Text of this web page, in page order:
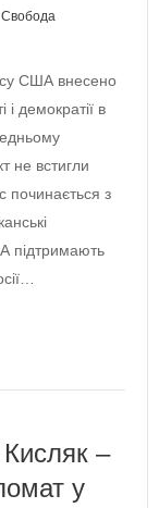
Свобода
США внесено
і демократії в
не встигли
починається з
підтримають
Кисляк –
у